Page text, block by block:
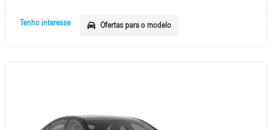
Tenho interesse Ofertas para o modelo